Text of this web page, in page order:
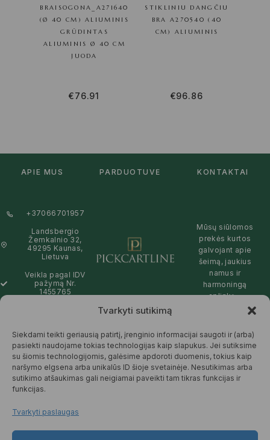
Tvarkyti sutikimą
Siekdami teikti geriausią patirtį, įrenginio informacijai saugoti ir (arba)
pasiekti naudojame tokias technologijas kaip slapukus. Jei sutiksime
su šiomis technologijomis, galėsime apdoroti duomenis, tokius kaip
naršymo elgsena arba unikalūs ID šioje svetainėje. Nesutikimas arba
sutikimo atšaukimas gali neigiamai paveikti tam tikras funkcijas ir
funkcijas.
Tvarkyti paslaugas
BRAISOGONA_A271640
(Ø 40 CM) ALIUMINIS
GRŪDINTAS
ALIUMINIS Ø 40 CM
JUODA
€76.91
STIKLINIU DANGČIU
BRA A270540 (40
CM) ALIUMINIS
€96.86
APIE MUS PARDUOTUVĖ KONTAKTAI
+37066701957
Landsbergio
Žemkalnio 32,
49295 Kaunas,
Lietuva
Veikla pagal IDV
pažymą Nr.
1455765
09:00 - 19:00
Mūsų siūlomos
prekės kurtos
galvojant apie
šeimą, jaukius
namus ir
harmoningą
aplinką –
draugiškos tiek
Jums, tiek
gamtai.
DAUGIAU